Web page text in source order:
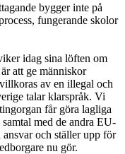
bygger inte på
fungerande skolor
idag sina löften om
att ge människor
av en illegal och
talar klarspråk. Vi
får göra lagliga
med de andra EU-
och ställer upp för
nu gör.